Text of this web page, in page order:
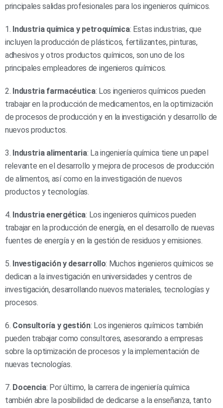
principales salidas profesionales para los ingenieros químicos.
1. Industria química y petroquímica: Estas industrias, que
incluyen la producción de plásticos, fertilizantes, pinturas,
adhesivos y otros productos químicos, son uno de los
principales empleadores de ingenieros químicos.
2. Industria farmacéutica: Los ingenieros químicos pueden
trabajar en la producción de medicamentos, en la optimización
de procesos de producción y en la investigación y desarrollo de
nuevos productos.
3. Industria alimentaria: La ingeniería química tiene un papel
relevante en el desarrollo y mejora de procesos de producción
de alimentos, así como en la investigación de nuevos
productos y tecnologías.
4. Industria energética: Los ingenieros químicos pueden
trabajar en la producción de energía, en el desarrollo de nuevas
fuentes de energía y en la gestión de residuos y emisiones.
5. Investigación y desarrollo: Muchos ingenieros químicos se
dedican a la investigación en universidades y centros de
investigación, desarrollando nuevos materiales, tecnologías y
procesos.
6. Consultoría y gestión: Los ingenieros químicos también
pueden trabajar como consultores, asesorando a empresas
sobre la optimización de procesos y la implementación de
nuevas tecnologías.
7. Docencia: Por último, la carrera de ingeniería química
también abre la posibilidad de dedicarse a la enseñanza, tanto